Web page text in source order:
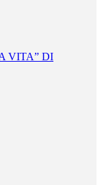
VITA” DI